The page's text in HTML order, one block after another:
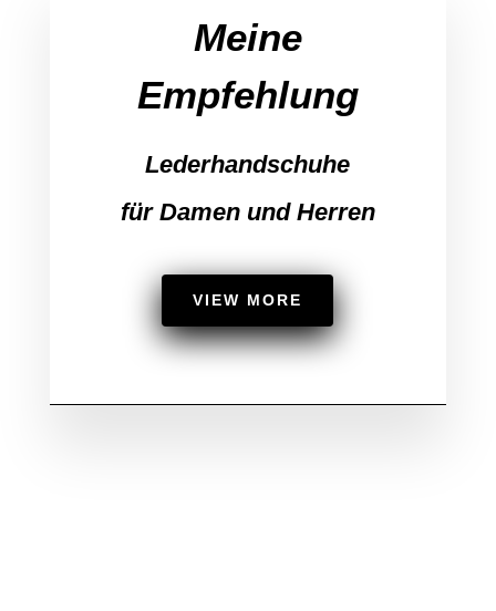
Meine
Empfehlung
Lederhandschuhe
für Damen und Herren
VIEW MORE